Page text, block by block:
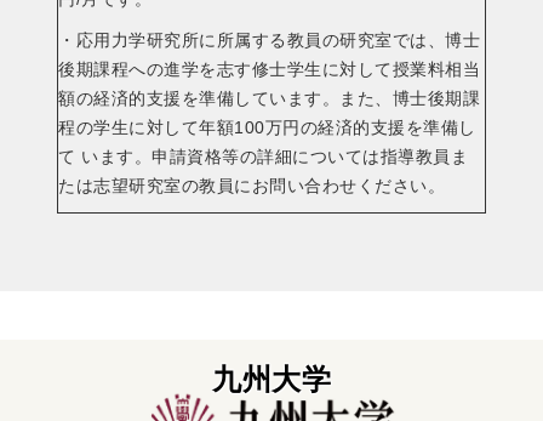
・応用力学研究所に所属する教員の研究室では、博士
後期課程への進学を志す修士学生に対して授業料相当
額の経済的支援を準備しています。また、博士後期課
程の学生に対して年額100万円の経済的支援を準備し
て います。申請資格等の詳細については指導教員ま
たは志望研究室の教員にお問い合わせください。
九州大学